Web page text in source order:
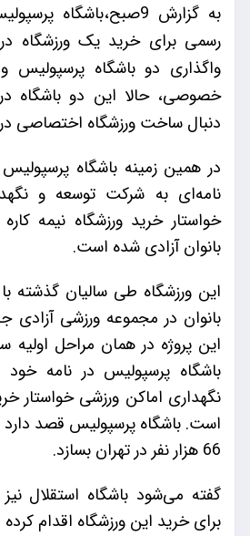
به گزارش 9صبح،باشگاه
رسمی برای خرید یک ورزشگاه در
واگذاری دو باشگاه
خصوصی، حالا این دو باشگاه
دنبال ساخت ورزشگاه اختصاصی
در همین زمینه باشگاه
نامه‌ای به شرکت توسعه و
بانوان آزادی شده است.
این ورزشگاه طی سالیان گذشته با
بانوان در مجموعه ورزشی آزادی
این پروژه در همان مراحل
باشگاه پرسپولیس در نامه
نگهداری اماکن ورزشی خواستار
است. باشگاه پرسپولیس قصد
66 هزار نفر در تهران بسازد.
گفته می‌شود باشگاه استقلال
برای خرید این ورزشگاه اقدام